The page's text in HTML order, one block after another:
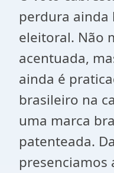
perdura ainda
eleitoral. Não
acentuada,
ainda é
brasileiro na
uma marca
patenteada.
presenciamos